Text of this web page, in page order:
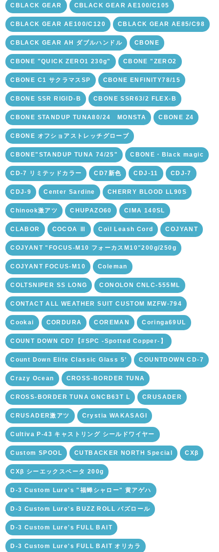
CBLACK GEAR CBLACK GEAR AE100/C105
CBLACK GEAR AE100/C120 CBLACK GEAR AE85/C98
CBLACK GEAR AH ダブルハンドル CBONE
CBONE "QUICK ZERO1 230g" CBONE "ZERO2
CBONE C1 サクラマスSP CBONE ENFINITY78/15
CBONE SSR RIGID-B CBONE SSR63/2 FLEX-B
CBONE STANDUP TUNA80/24 MONSTA CBONE Z4
CBONE オフショアストレッチグローブ
CBONE"STANDUP TUNA 74/25" CBONE・Black magic
CD-7 リミテッドカラー CD7新色 CDJ-11 CDJ-7
CDJ-9 Center Sardine CHERRY BLOOD LL90S
Chinook激アツ CHUPAZO60 CIMA 140SL
CLABOR COCOA Ⅲ Coil Leash Cord COJYANT
COJYANT "FOCUS-M10 フォーカスM10"200g/250g
COJYANT FOCUS-M10 Coleman
COLTSNIPER SS LONG CONOLON CNLC-555ML
CONTACT ALL WEATHER SUIT CUSTOM MZFW-794
Cookai CORDURA COREMAN Coringa69UL
COUNT DOWN CD7【#SPC -Spotted Copper-】
Count Down Elite Classic Glass 5’ COUNTDOWN CD-7
Crazy Ocean CROSS-BORDER TUNA
CROSS-BORDER TUNA GNCB63T L CRUSADER
CRUSADER激アツ Crystia WAKASAGI
Cultiva P-43 キャストリング シールドワイヤー
Custom SPOOL CUTBACKER NORTH Special CXβ
CXβ シーエックスベータ 200g
D-3 Custom Lure's "福蝉シャロー" 黄アゲハ
D-3 Custom Lure's BUZZ ROLL バズロール
D-3 Custom Lure's FULL BAIT
D-3 Custom Lure's FULL BAIT オリカラ